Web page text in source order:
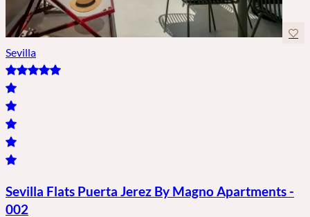
Sevilla
Sevilla Flats Puerta Jerez By Magno Apartments -
002